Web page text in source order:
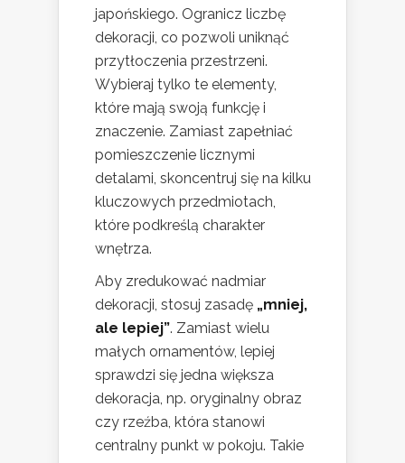
japońskiego. Ogranicz liczbę
dekoracji, co pozwoli uniknąć
przytłoczenia przestrzeni.
Wybieraj tylko te elementy,
które mają swoją funkcję i
znaczenie. Zamiast zapełniać
pomieszczenie licznymi
detalami, skoncentruj się na kilku
kluczowych przedmiotach,
które podkreślą charakter
wnętrza.
Aby zredukować nadmiar
dekoracji, stosuj zasadę „mniej,
ale lepiej”. Zamiast wielu
małych ornamentów, lepiej
sprawdzi się jedna większa
dekoracja, np. oryginalny obraz
czy rzeźba, która stanowi
centralny punkt w pokoju. Takie